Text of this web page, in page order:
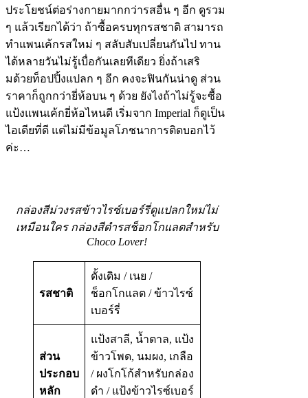
ประโยชน์ต่อร่างกายมากกว่ารสอื่น ๆ อีก ดูรวม
ๆ แล้วเรียกได้ว่า ถ้าซื้อครบทุกรสชาติ สามารถ
ทำแพนเค้กรสใหม่ ๆ สลับสับเปลี่ยนกันไป ทาน
ได้หลายวันไม่รู้เบื่อกันเลยทีเดียว ยิ่งถ้าเสริ
มด้วยท็อปปิ้งแปลก ๆ อีก คงจะฟินกันน่าดู ส่วน
ราคาก็ถูกกว่ายี่ห้อบน ๆ ด้วย ยังไงถ้าไม่รู้จะซื้อ
แป้งแพนเค้กยี่ห้อไหนดี เริ่มจาก Imperial ก็ดูเป็น
ไอเดียที่ดี แต่ไม่มีข้อมูลโภชนาการติดบอกไว้
ค่ะ…
กล่องสีม่วงรสข้าวไรซ์เบอร์รี่ดูแปลกใหม่ไม่
เหมือนใคร กล่องสีดำรสช็อกโกแลตสำหรับ
Choco Lover!
รสชาติ
ดั้งเดิม / เนย /
ช็อกโกแลต / ข้าวไรซ์
เบอร์รี่
ส่วน
ประกอบ
หลัก
แป้งสาลี, น้ำตาล, แป้ง
ข้าวโพด, นมผง, เกลือ
/ ผงโกโก้สำหรับกล่อง
ดำ / แป้งข้าวไรซ์เบอร์